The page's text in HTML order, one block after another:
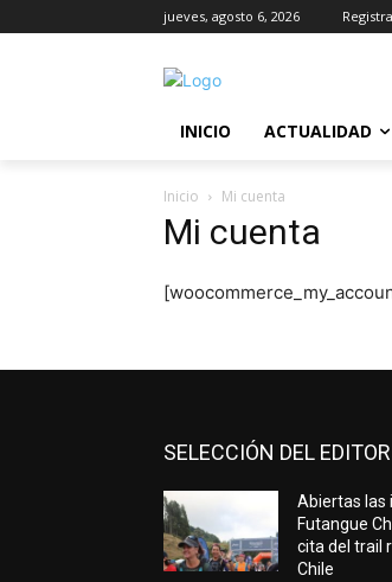
jueves, agosto 6, 2026
INICIO ACTUALIDAD
Inicio Mi cuenta
Mi cuenta
SELECCIÓN DEL EDITOR
Abiertas las
Futangue
cita del trail
Chile